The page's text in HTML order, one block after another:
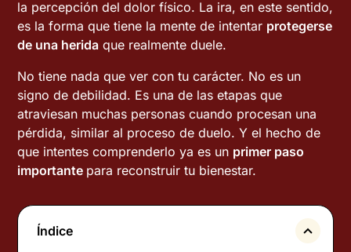
la percepción del dolor físico. La ira, en este sentido,
es la forma que tiene la mente de intentar protegerse
de una herida que realmente duele.
No tiene nada que ver con tu carácter. No es un
signo de debilidad. Es una de las etapas que
atraviesan muchas personas cuando procesan una
pérdida, similar al proceso de duelo. Y el hecho de
que intentes comprenderlo ya es un primer paso
importante para reconstruir tu bienestar.
Índice